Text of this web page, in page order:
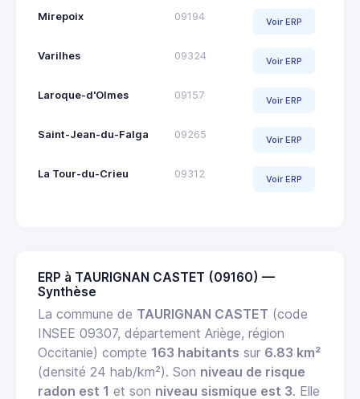
Mirepoix 09194 Voir ERP
Varilhes 09324 Voir ERP
Laroque-d'Olmes 09157 Voir ERP
Saint-Jean-du-Falga 09265 Voir ERP
La Tour-du-Crieu 09312 Voir ERP
ERP à TAURIGNAN CASTET (09160) —
Synthèse
La commune de TAURIGNAN CASTET (code
INSEE 09307, département Ariège, région
Occitanie) compte 163 habitants sur 6.83 km²
(densité 24 hab/km²). Son niveau de risque
radon est 1 et son niveau sismique est 3. Elle